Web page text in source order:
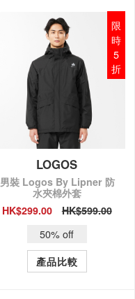
QUICK VIEW
LOGOS
男裝 Logos By Lipner 防
水夾棉外套
HK$299.00
HK$599.00
50% off
產品比較
限
時
5
折